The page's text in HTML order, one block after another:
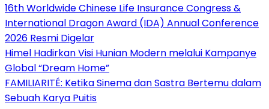
16th Worldwide Chinese Life Insurance Congress &
International Dragon Award (IDA) Annual Conference
2026 Resmi Digelar
Himel Hadirkan Visi Hunian Modern melalui Kampanye
Global “Dream Home”
FAMILIARITÉ: Ketika Sinema dan Sastra Bertemu dalam
Sebuah Karya Puitis